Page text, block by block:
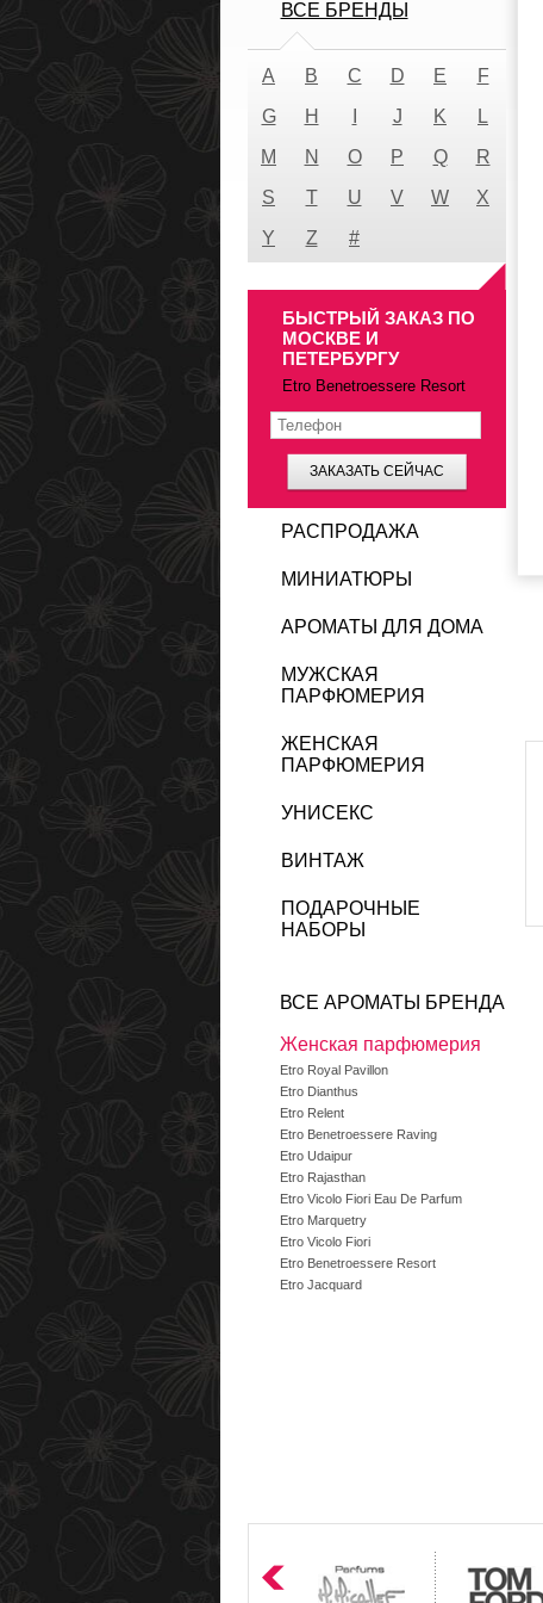
ВСЕ БРЕНДЫ
A B C D E
F
G
H J K
L
M
N O P Q
R
S
T U V W
X
Y
Z #
БЫСТРЫЙ ЗАКАЗ ПО
МОСКВЕ И
ПЕТЕРБУРГУ
Etro Benetroessere Resort
ЗАКАЗАТЬ СЕЙЧАС
РАСПРОДАЖА
МИНИАТЮРЫ
АРОМАТЫ ДЛЯ ДОМА
МУЖСКАЯ
ПАРФЮМЕРИЯ
ЖЕНСКАЯ
ПАРФЮМЕРИЯ
УНИСЕКС
ВИНТАЖ
ПОДАРОЧНЫЕ
НАБОРЫ
ВСЕ АРОМАТЫ БРЕНДА
Женская парфюмерия
Etro Royal Pavillon
Etro Dianthus
Etro Relent
Etro Benetroessere Raving
Etro Udaipur
Etro Rajasthan
Etro Vicolo Fiori Eau De Parfum
Etro Marquetry
Etro Vicolo Fiori
Etro Benetroessere Resort
Etro Jacquard